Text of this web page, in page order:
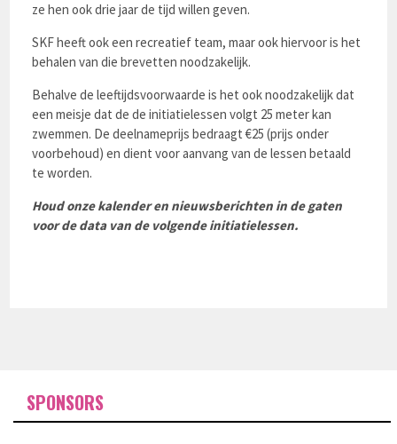
ze hen ook drie jaar de tijd willen geven.
SKF heeft ook een recreatief team, maar ook hiervoor is het
behalen van die brevetten noodzakelijk.
Behalve de leeftijdsvoorwaarde is het ook noodzakelijk dat
een meisje dat de de initiatielessen volgt 25 meter kan
zwemmen. De deelnameprijs bedraagt €25 (prijs onder
voorbehoud) en dient voor aanvang van de lessen betaald
te worden.
Houd onze kalender en nieuwsberichten in de gaten
voor de data van de volgende initiatielessen.
SPONSORS